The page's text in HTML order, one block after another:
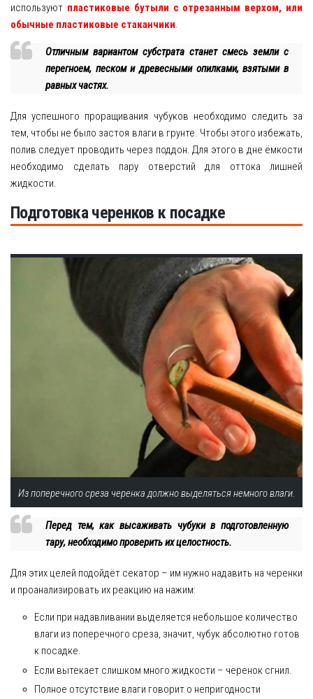
используют пластиковые бутыли с отрезанным верхом, или
обычные пластиковые стаканчики.
Отличным вариантом субстрата станет смесь земли с
перегноем, песком и древесными опилками, взятыми в
равных частях.
Для успешного проращивания чубуков необходимо следить за
тем, чтобы не было застоя влаги в грунте. Чтобы этого избежать,
полив следует проводить через поддон. Для этого в дне ёмкости
необходимо сделать пару отверстий для оттока лишней
жидкости.
Подготовка черенков к посадке
Из поперечного среза черенка должно выделяться немного влаги.
Перед тем, как высаживать чубуки в подготовленную
тару, необходимо проверить их целостность.
Для этих целей подойдёт секатор – им нужно надавить на черенки
и проанализировать их реакцию на нажим:
Если при надавливании выделяется небольшое количество
влаги из поперечного среза, значит, чубук абсолютно готов
к посадке.
Если вытекает слишком много жидкости – черенок сгнил.
Полное отсутствие влаги говорит о непригодности